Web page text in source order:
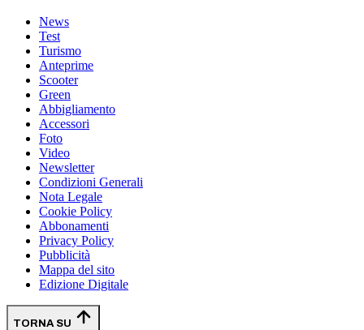
News
Test
Turismo
Anteprime
Scooter
Green
Abbigliamento
Accessori
Foto
Video
Newsletter
Condizioni Generali
Nota Legale
Cookie Policy
Abbonamenti
Privacy Policy
Pubblicità
Mappa del sito
Edizione Digitale
TORNA SU